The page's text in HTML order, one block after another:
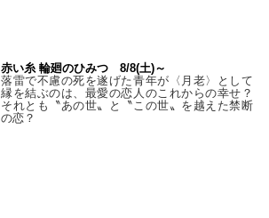
赤い糸 輪廻のひみつ 8/8(土)～
落雷で不慮の死を遂げた青年が〈月老〉として
縁を結ぶのは、最愛の恋人のこれからの幸せ？
それとも〝あの世〟と〝この世〟を越えた禁断
の恋？